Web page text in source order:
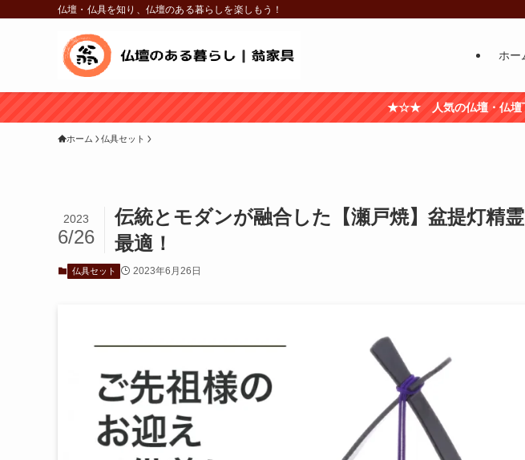
仏壇・仏具を知り、仏壇のある暮らしを楽しもう！
ホー
★☆★ 人気の仏壇・仏壇下
ホーム 仏具セット
伝統とモダンが融合した【瀬戸焼】盆提灯精
最適！
2023
6/26
仏具セット 2023年6月26日